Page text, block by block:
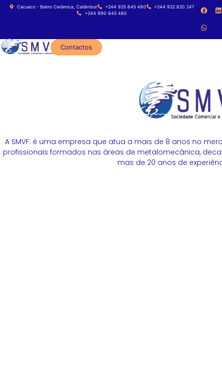
Cacuaco - Bairro Cerâmica, Catâmbor +244 925 845 480
+244 922 820 247
+244 990 845 480
Contactos
A SMVF: é uma empresa que atua a mais de 8 anos no
profissionais formados nas áreas de metalomecânica,
mas de 20 anos de